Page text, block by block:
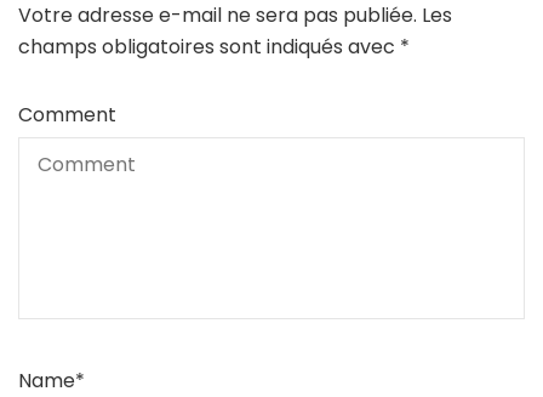
Votre adresse e-mail ne sera pas publiée. Les
champs obligatoires sont indiqués avec *
Comment
Name*